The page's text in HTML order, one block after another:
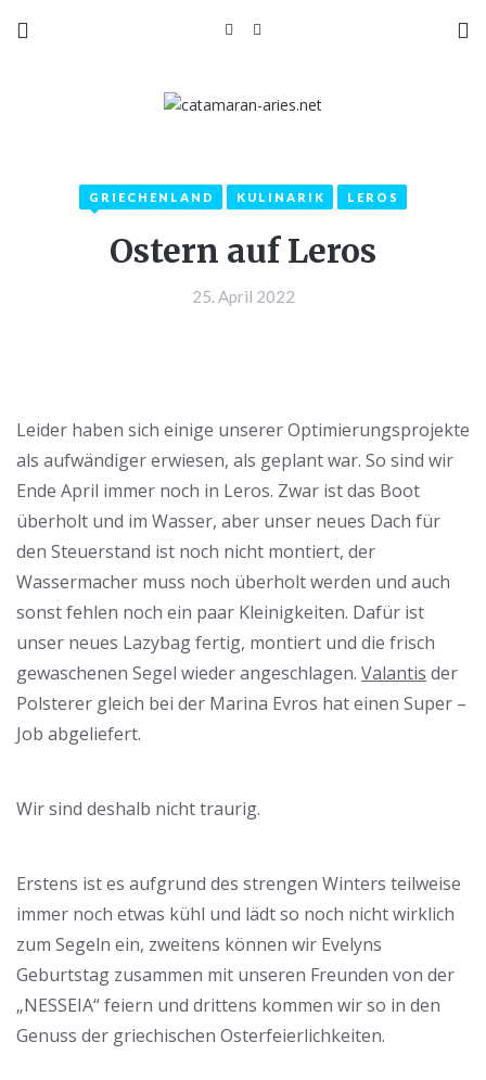
GRIECHENLAND KULINARIK LEROS
Ostern auf Leros
25. April 2022
Leider haben sich einige unserer Optimierungsprojekte
als aufwändiger erwiesen, als geplant war. So sind wir
Ende April immer noch in Leros. Zwar ist das Boot
überholt und im Wasser, aber unser neues Dach für
den Steuerstand ist noch nicht montiert, der
Wassermacher muss noch überholt werden und auch
sonst fehlen noch ein paar Kleinigkeiten. Dafür ist
unser neues Lazybag fertig, montiert und die frisch
gewaschenen Segel wieder angeschlagen. Valantis der
Polsterer gleich bei der Marina Evros hat einen Super –
Job abgeliefert.
Wir sind deshalb nicht traurig.
Erstens ist es aufgrund des strengen Winters teilweise
immer noch etwas kühl und lädt so noch nicht wirklich
zum Segeln ein, zweitens können wir Evelyns
Geburtstag zusammen mit unseren Freunden von der
„NESSEIA“ feiern und drittens kommen wir so in den
Genuss der griechischen Osterfeierlichkeiten.